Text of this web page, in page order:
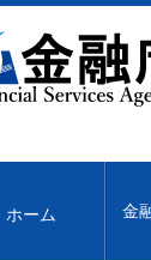
ホーム 金